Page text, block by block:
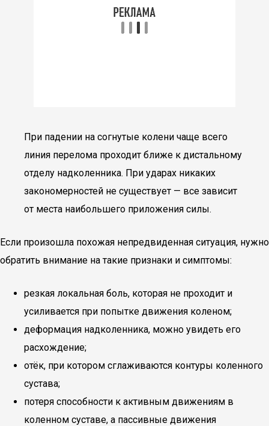
При падении на согнутые колени чаще всего
линия перелома проходит ближе к дистальному
отделу надколенника. При ударах никаких
закономерностей не существует — все зависит
от места наибольшего приложения силы.
Если произошла похожая непредвиденная ситуация, нужно
обратить внимание на такие признаки и симптомы:
резкая локальная боль, которая не проходит и
усиливается при попытке движения коленом;
деформация надколенника, можно увидеть его
расхождение;
отёк, при котором сглаживаются контуры коленного
сустава;
потеря способности к активным движениям в
коленном суставе, а пассивные движения